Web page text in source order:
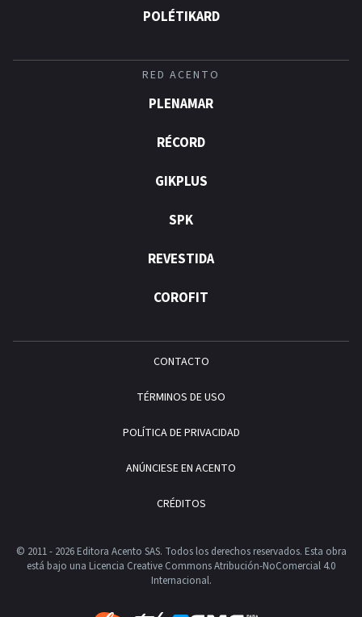
POLÉTIKARD
RED ACENTO
PLENAMAR
RÉCORD
GIKPLUS
SPK
REVESTIDA
COROFIT
CONTACTO
TÉRMINOS DE USO
POLÍTICA DE PRIVACIDAD
ANÚNCIESE EN ACENTO
CRÉDITOS
© 2011 - 2026 Editora Acento SAS. Todos los derechos reservados. Esta obra
está bajo una Licencia Creative Commons Atribución-NoComercial 4.0
Internacional.